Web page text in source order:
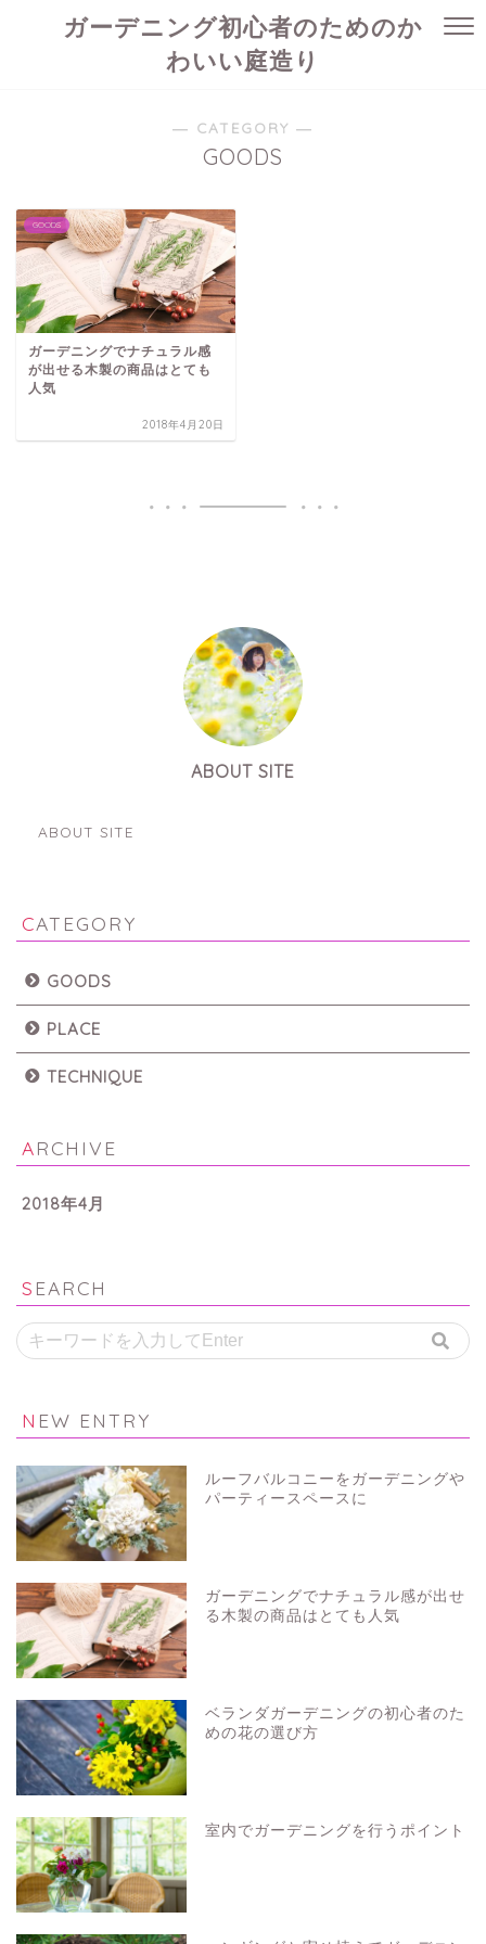
ガーデニング初心者のためのか
わいい庭造り
― CATEGORY ―
GOODS
GOODS
ガーデニングでナチュラル感
が出せる木製の商品はとても
人気
2018年4月20日
ABOUT SITE
ABOUT SITE
CATEGORY
GOODS
PLACE
TECHNIQUE
ARCHIVE
2018年4月
SEARCH
NEW ENTRY
ルーフバルコニーをガーデニングや
パーティースペースに
ガーデニングでナチュラル感が出せ
る木製の商品はとても人気
ベランダガーデニングの初心者のた
めの花の選び方
室内でガーデニングを行うポイント